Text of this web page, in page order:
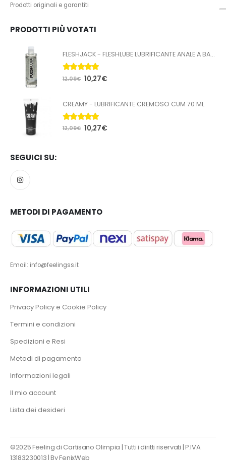
Prodotti originali e garantiti
PRODOTTI PIÙ VOTATI
FLESHJACK - FLESHLUBE LUBRIFICANTE ANALE A BASE ACQUA 100 ML
5.00Su 5
12,09€ 10,27€
CREAMY - LUBRIFICANTE CREMOSO CUM 70 ML
5.00Su 5
12,09€ 10,27€
SEGUICI SU:
METODI DI PAGAMENTO
Email: info@feelingss.it
INFORMAZIONI UTILI
Privacy Policy e Cookie Policy
Termini e condizioni
Spedizioni e Resi
Metodi di pagamento
Informazioni legali
Il mio account
Lista dei desideri
©2025 Feeling di Cartisano Olimpia | Tutti i diritti riservati | P.IVA
13183230013 |By FenixWeb